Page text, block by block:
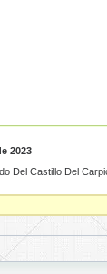
2023
Castillo Del